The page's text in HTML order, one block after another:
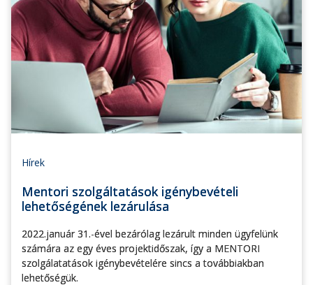
Hírek
Mentori szolgáltatások igénybevételi
lehetőségének lezárulása
2022.január 31.-ével bezárólag lezárult minden ügyfelünk
számára az egy éves projektidőszak, így a MENTORI
szolgálatatások igénybevételére sincs a továbbiakban
lehetőségük.